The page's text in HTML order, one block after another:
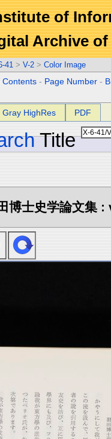
of
Archive
41 > V-2 > Color Image
Contents - Page Number -
Gray HighRes PDF
Title
博士史学論文集 :